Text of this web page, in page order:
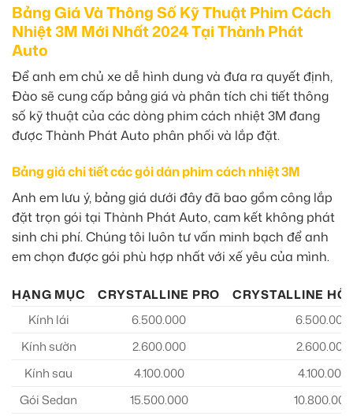
Bảng Giá Và Thông Số Kỹ Thuật Phim Cách
Nhiệt 3M Mới Nhất 2024 Tại Thành Phát
Auto
Để anh em chủ xe dễ hình dung và đưa ra quyết định,
Đào sẽ cung cấp bảng giá và phân tích chi tiết thông
số kỹ thuật của các dòng phim cách nhiệt 3M đang
được Thành Phát Auto phân phối và lắp đặt.
Bảng giá chi tiết các gói dán phim cách nhiệt 3M
Anh em lưu ý, bảng giá dưới đây đã bao gồm công lắp
đặt trọn gói tại Thành Phát Auto, cam kết không phát
sinh chi phí. Chúng tôi luôn tư vấn minh bạch để anh
em chọn được gói phù hợp nhất với xế yêu của mình.
HẠNG MỤC CRYSTALLINE PRO
CRYSTALLINE
Kính lái
6.500.000
6.500.000
Kính sườn
2.600.000
2.600.000
Kính sau
4.100.000
4.100.000
Gói Sedan
15.500.000 10.800.000